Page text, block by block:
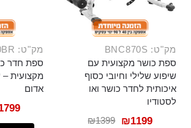
מק"ט: BNC870S
ספת כושר מקצועית עם
שיפוע שלילי וחיובי כסוף
איכותית לחדר כושר ואו
לסטודיו
₪1399 ₪1199
מק"ט: BNC2000BR
ספת חדר
מקצועית –
אדום